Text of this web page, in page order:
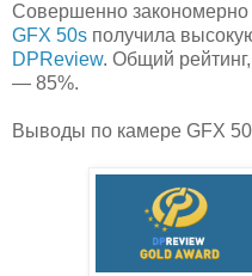
Совершенно закономерно
GFX 50s получила
DPReview. Общий рейтинг,
— 85%.
Выводы по камере GFX